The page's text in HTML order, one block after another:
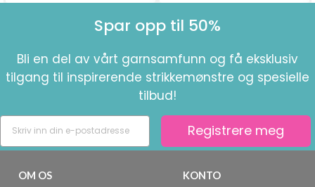
Spar opp til 50%
Bli en del av vårt garnsamfunn og få eksklusiv
tilgang til inspirerende strikkemønstre og spesielle
tilbud!
Registrere meg
OM OS KONTO